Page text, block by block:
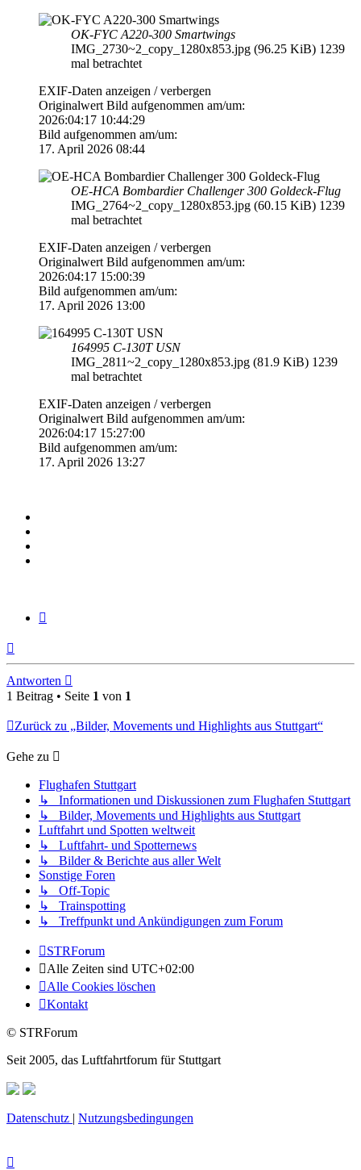
OK-FYC A220-300 Smartwings
IMG_2730~2_copy_1280x853.jpg (96.25 KiB) 1239
mal betrachtet
EXIF-Daten anzeigen / verbergen
Originalwert Bild aufgenommen am/um:
2026:04:17 10:44:29
Bild aufgenommen am/um:
17. April 2026 08:44
OE-HCA Bombardier Challenger 300 Goldeck-Flug
IMG_2764~2_copy_1280x853.jpg (60.15 KiB) 1239
mal betrachtet
EXIF-Daten anzeigen / verbergen
Originalwert Bild aufgenommen am/um:
2026:04:17 15:00:39
Bild aufgenommen am/um:
17. April 2026 13:00
164995 C-130T USN
IMG_2811~2_copy_1280x853.jpg (81.9 KiB) 1239
mal betrachtet
EXIF-Daten anzeigen / verbergen
Originalwert Bild aufgenommen am/um:
2026:04:17 15:27:00
Bild aufgenommen am/um:
17. April 2026 13:27
Antworten
1 Beitrag • Seite 1 von 1
Zurück zu „Bilder, Movements und Highlights aus Stuttgart“
Gehe zu
Flughafen Stuttgart
↳ Informationen und Diskussionen zum Flughafen Stuttgart
↳ Bilder, Movements und Highlights aus Stuttgart
Luftfahrt und Spotten weltweit
↳ Luftfahrt- und Spotternews
↳ Bilder & Berichte aus aller Welt
Sonstige Foren
↳ Off-Topic
↳ Trainspotting
↳ Treffpunkt und Ankündigungen zum Forum
STRForum
Alle Zeiten sind UTC+02:00
Alle Cookies löschen
Kontakt
© STRForum
Seit 2005, das Luftfahrtforum für Stuttgart
Datenschutz | Nutzungsbedingungen